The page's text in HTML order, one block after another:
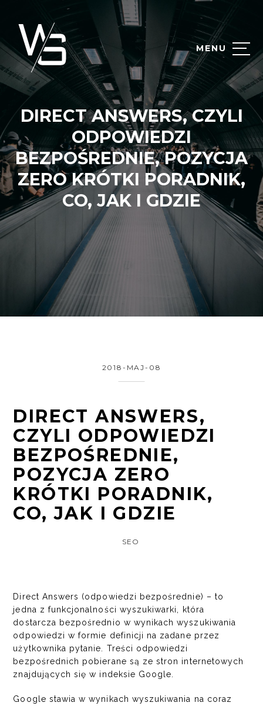
MENU
DIRECT ANSWERS, CZYLI
ODPOWIEDZI
BEZPOŚREDNIE, POZYCJA
ZERO KRÓTKI PORADNIK,
CO, JAK I GDZIE
2018-MAJ-08
DIRECT ANSWERS,
CZYLI ODPOWIEDZI
BEZPOŚREDNIE,
POZYCJA ZERO
KRÓTKI PORADNIK,
CO, JAK I GDZIE
SEO
Direct Answers (odpowiedzi bezpośrednie) – to
jedna z funkcjonalności wyszukiwarki, która
dostarcza bezpośrednio w wynikach wyszukiwania
odpowiedzi w formie definicji na zadane przez
użytkownika pytanie. Treści odpowiedzi
bezpośrednich pobierane są zestron internetowych
znajdujących się w indeksie Google.
Google stawia w wynikach wyszukiwania na coraz